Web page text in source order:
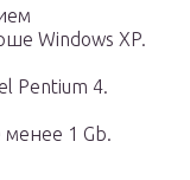
Windows XP.
Pentium 4.
1 Gb.